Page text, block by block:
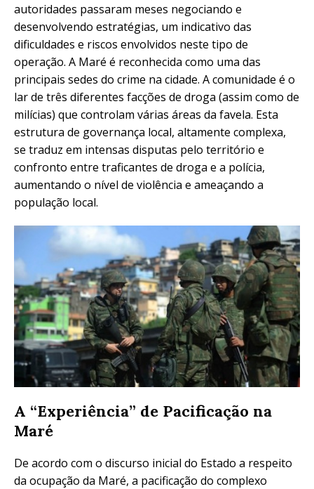
autoridades passaram meses negociando e
desenvolvendo estratégias, um indicativo das
dificuldades e riscos envolvidos neste tipo de
operação. A Maré é reconhecida como uma das
principais sedes do crime na cidade. A comunidade é o
lar de três diferentes facções de droga (assim como de
milícias) que controlam várias áreas da favela. Esta
estrutura de governança local, altamente complexa,
se traduz em intensas disputas pelo território e
confronto entre traficantes de droga e a polícia,
aumentando o nível de violência e ameaçando a
população local.
A “Experiência” de Pacificação na
Maré
De acordo com o discurso inicial do Estado a respeito
da ocupação da Maré, a pacificação do complexo